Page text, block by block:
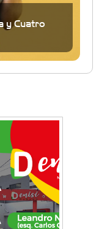
y Cuatro